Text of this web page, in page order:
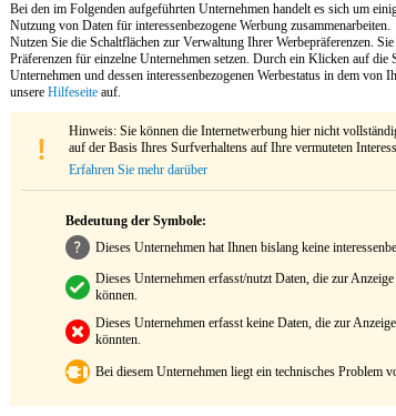
Bei den im Folgenden aufgeführten Unternehmen handelt es sich um
Nutzung von Daten für interessenbezogene Werbung zusammenarbeiten.
Nutzen Sie die Schaltflächen zur Verwaltung Ihrer Werbepräferenzen.
Präferenzen für einzelne Unternehmen setzen. Durch ein Klicken auf
Unternehmen und dessen interessenbezogenen Werbestatus in dem
unsere Hilfeseite auf.
Hinweis: Sie können die Internetwerbung hier nicht
auf der Basis Ihres Surfverhaltens auf Ihre vermuteten
Erfahren Sie mehr darüber
Bedeutung der Symbole:
Dieses Unternehmen hat Ihnen bislang keine
Dieses Unternehmen erfasst/nutzt Daten, die zur
können.
Dieses Unternehmen erfasst keine Daten, die zur
könnten.
Bei diesem Unternehmen liegt ein technisches Problem